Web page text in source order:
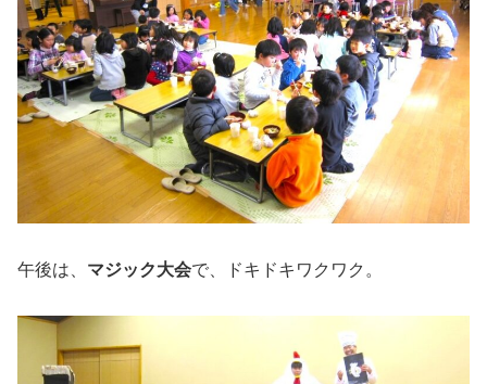
午後は、 マジック大会で、ドキドキワクワク。